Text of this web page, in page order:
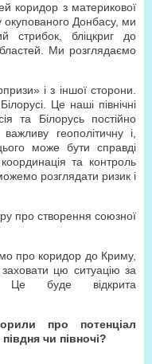
коридор з материкової
окупованого Донбасу, ми
стрибок, бліцкриг до
Ми розглядаємо
і з іншої сторони.
Це наші північні
та Білорусь постійно
геополітичну і,
може бути справді
та контроль
розглядати ризик і
про створення союзної
про коридор до Криму,
цю ситуацію за
Це буде відкрита
про потенціал
чи півночі?